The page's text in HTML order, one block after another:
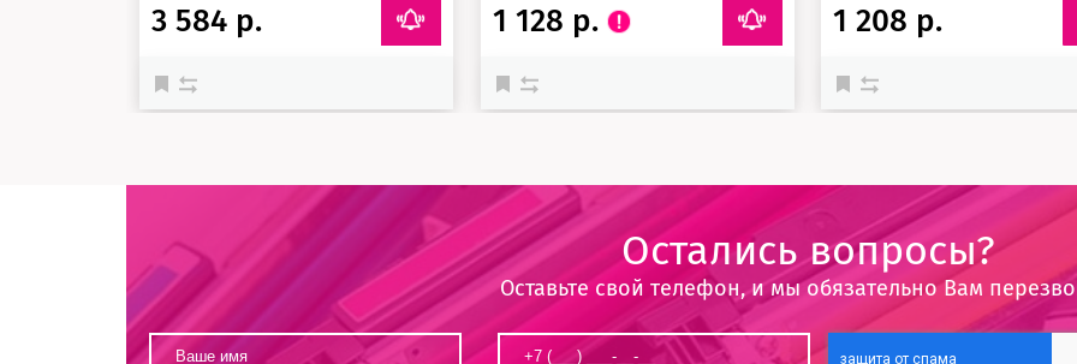
3 584 р. 1 128 р. 1 208 р.
Остались вопросы?
Оставьте свой телефон, и мы обязательно Вам